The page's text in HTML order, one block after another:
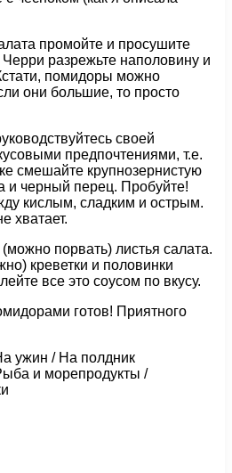
промойте и просушите
разрежьте наполовину и
помидоры можно
они большие, то просто
своей
предпочтениями, т.е.
смешайте крупнозернистую
и черный перец. Пробуйте!
кислым, сладким и острым.
хватает.
порвать) листья салата.
креветки и половинки
все это соусом по вкусу.
готов! Приятного
ужин / На полдник
и морепродукты /